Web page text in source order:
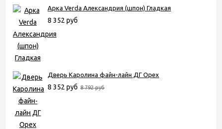
Арка Verda Александрия (шпон) Гладкая
8 352 руб
Дверь Каролина файн-лайн ДГ Орех
8 352 руб 8 792 руб